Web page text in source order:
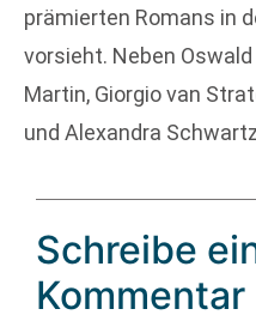
prämierten Romans in
vorsieht. Neben
Martin, Giorgio van
und Alexandra
Schreibe
Kommentar